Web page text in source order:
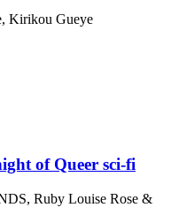
Kirikou Gueye
of Queer sci-fi
Ruby Louise Rose &